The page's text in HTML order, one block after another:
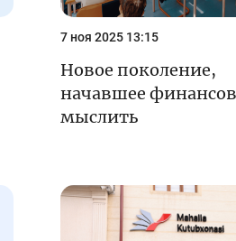
7 ноя 2025 13:15
Новое поколение,
начавшее
мыслить